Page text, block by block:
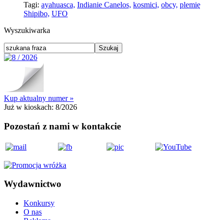
Tagi: ayahuasca, Indianie Canelos, kosmici, obcy, plemię
Shipibo, UFO
Wyszukiwarka
Kup aktualny numer »
Już w kioskach: 8/2026
Pozostań z nami w kontakcie
Wydawnictwo
Konkursy
O nas